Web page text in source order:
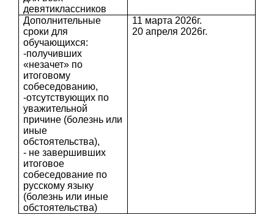
девятиклассников
Дополнительные
сроки для
обучающихся:
-получивших
«незачет» по
итоговому
собеседованию,
-отсутствующих по
уважительной
причине (болезнь или
иные
обстоятельства),
- не завершивших
итоговое
собеседование по
русскому языку
(болезнь или иные
обстоятельства)
11 марта 2026г.
20 апреля 2026г.